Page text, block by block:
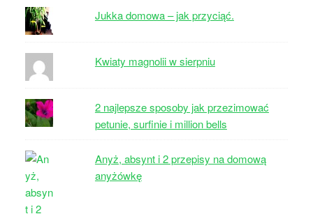
Jukka domowa – jak przyciąć.
Kwiaty magnolii w sierpniu
2 najlepsze sposoby jak przezimować
petunie, surfinie i million bells
Anyż, absynt i 2 przepisy na domową
anyżówkę